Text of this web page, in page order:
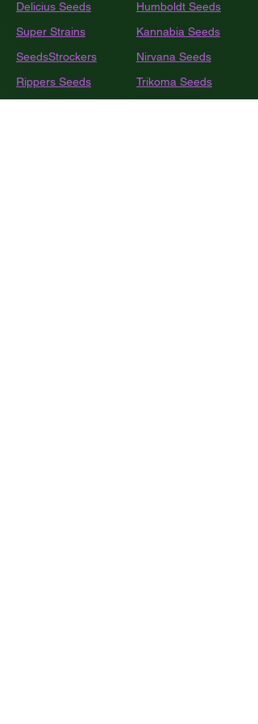
Delicius Seeds
Humboldt Seeds
Kannabia Seeds
Super Strains
Nirvana Seeds
SeedsStrockers
Rippers Seeds
Trikoma Seeds